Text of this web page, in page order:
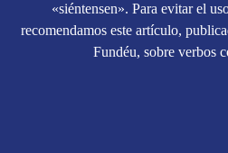
«siéntensen». Para evitar el
recomendamos este artículo,
Fundéu, sobre verbos